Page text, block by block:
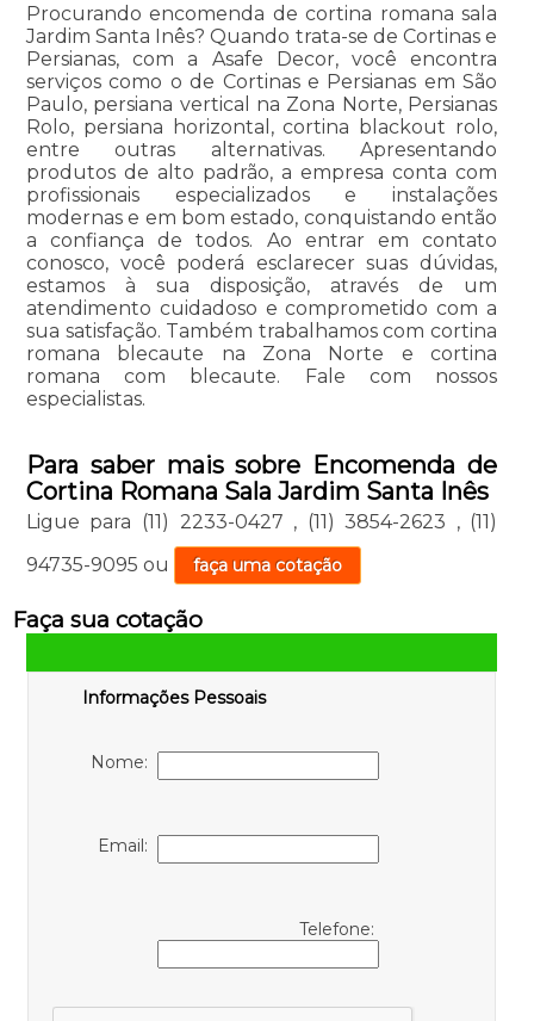
Procurando encomenda de cortina romana sala
Jardim Santa Inês? Quando trata-se de Cortinas e
Persianas, com a Asafe Decor, você encontra
serviços como o de Cortinas e Persianas em São
Paulo, persiana vertical na Zona Norte, Persianas
Rolo, persiana horizontal, cortina blackout rolo,
entre outras alternativas. Apresentando
produtos de alto padrão, a empresa conta com
profissionais especializados e instalações
modernas e em bom estado, conquistando então
a confiança de todos. Ao entrar em contato
conosco, você poderá esclarecer suas dúvidas,
estamos à sua disposição, através de um
atendimento cuidadoso e comprometido com a
sua satisfação. Também trabalhamos com cortina
romana blecaute na Zona Norte e cortina
romana com blecaute. Fale com nossos
especialistas.
Para saber mais sobre Encomenda de
Cortina Romana Sala Jardim Santa Inês
Ligue para (11) 2233-0427 , (11) 3854-2623 , (11)
94735-9095 ou faça uma cotação
Faça sua cotação
Informações Pessoais
Nome:
Email:
Telefone: